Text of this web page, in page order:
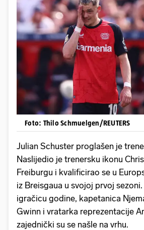
Foto: Thilo Schmuelgen/REUTERS
Julian Schuster proglašen je
Naslijedio je trenersku ikonu
Freiburgu i kvalificirao se u
iz Breisgaua u svojoj prvoj
igračicu godine, kapetanica
Gwinn i vratarka reprezentacije
zajednički su se našle na vrhu.